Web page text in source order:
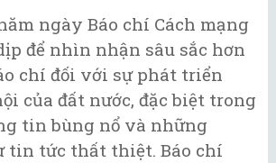
ngày Báo chí Cách mạng
để nhìn nhận sâu sắc hơn
chí đối với sự phát triển
của đất nước, đặc biệt trong
tin bùng nổ và những
tin tức thất thiệt. Báo chí